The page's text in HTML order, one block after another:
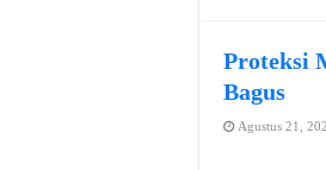
Proteksi
Bagus
Agustus 21,